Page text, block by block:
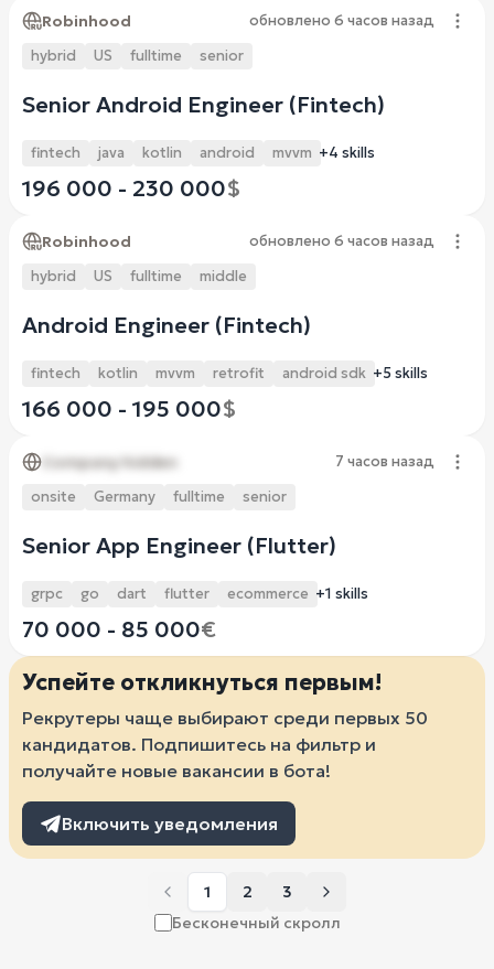
Robinhood
hybrid US fulltime senior
обновлено 6 часов назад
Senior Android Engineer (Fintech)
fintech java kotlin android mvvm +4 skills
196 000 - 230 000$
Robinhood
hybrid US fulltime middle
обновлено 6 часов назад
Android Engineer (Fintech)
fintech kotlin mvvm retrofit android sdk +5 skills
166 000 - 195 000$
Company hidden
onsite Germany fulltime senior
7 часов назад
Senior App Engineer (Flutter)
grpc go dart flutter ecommerce +1 skills
70 000 - 85 000€
Успейте откликнуться первым!
Рекрутеры чаще выбирают среди первых 50
кандидатов. Подпишитесь на фильтр и
получайте новые вакансии в бота!
Включить уведомления
1 2
3
Бесконечный скролл